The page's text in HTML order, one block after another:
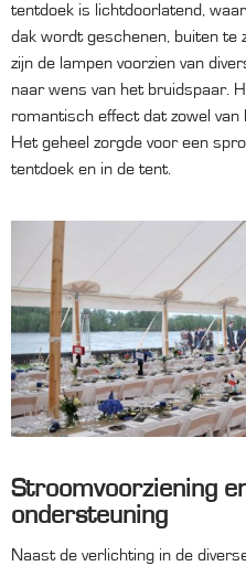
tentdoek is lichtdoorlatend,
dak wordt geschenen, buiten te
zijn de lampen voorzien van
naar wens van het bruidspaar.
romantisch effect dat zowel van
Het geheel zorgde voor een
tentdoek en in de tent.
Stroomvoorziening
ondersteuning
Naast de verlichting in de